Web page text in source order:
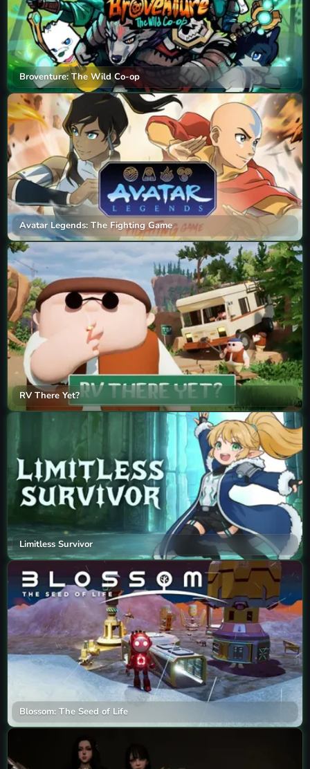
Broventure: The Wild Co-op
Avatar Legends: The Fighting Game
RV There Yet?
Limitless Survivor
Blossom: The Seed of Life